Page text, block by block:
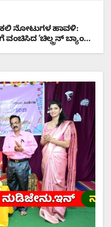
ನೋಟುಗಳ ಹಾವಳಿ:
‘ಚಿಲ್ಡ್ರನ್ ಬ್ಯಾಂಕ್’